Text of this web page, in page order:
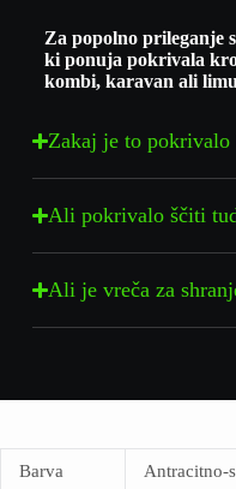
Za popolno prileganje
ki ponuja pokrivala
kombi, karavan ali
Zakaj je to pokrivalo
Ali pokrivalo ščiti
Ali je vreča za
Barva Antracitno-